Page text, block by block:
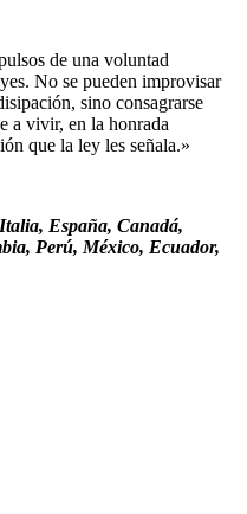
de una voluntad
No se pueden improvisar
sino consagrarse
a vivir, en la honrada
que la ley les señala.»
España, Canadá,
Perú, México, Ecuador,